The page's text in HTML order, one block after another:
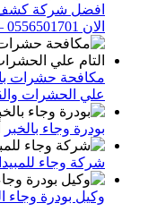
الان 0556501701‬‏ – تقارير معتمدة
علي الحشرات
بودرة وجاء بالخبر
شركة وجاء
وكيل بودرة وجاء